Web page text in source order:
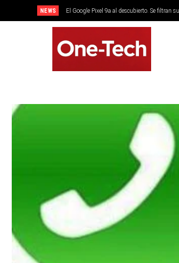
NEWS El Google Pixel 9a al descubierto. Se filtran